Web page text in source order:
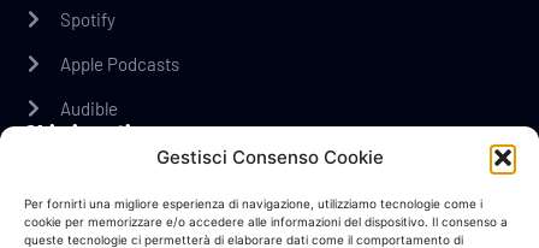
Gestisci Consenso Cookie
Per fornirti una migliore esperienza di navigazione, utilizziamo tecnologie come i
cookie per memorizzare e/o accedere alle informazioni del dispositivo. Il consenso a
queste tecnologie ci permetterà di elaborare dati come il comportamento di
Spotify
Apple Podcasts
Audible
Chi ci sostiene
Sveja, è un progetto di comunicazione indipendente con il
Periferiacapitale , il programma per Roma della